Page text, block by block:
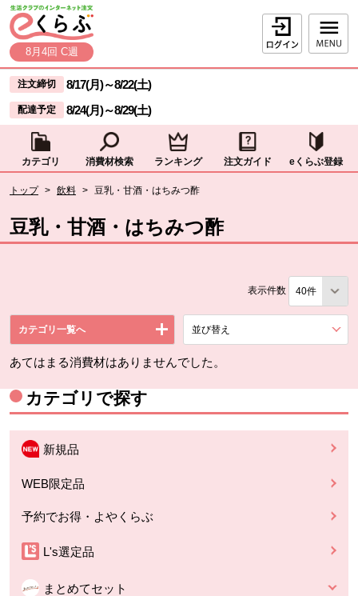
ページの先頭です。
本文へジャンプする。
8月4回 C週
ログイン
ここからサイト内共通メニューです。
サイト内共通メニューをスキップする
注文締切 8/17(月)～8/22(土)
配達予定 8/24(月)～8/29(土)
カテゴリ 消費材検索 ランキング 注文ガイド eくらぶ登録
トップ > 飲料 > 豆乳・甘酒・はちみつ酢
豆乳・甘酒・はちみつ酢
表示件数
カテゴリ一覧へ 並び替え
あてはまる消費材はありませんでした。
カテゴリで探す
新規品
WEB限定品
予約でお得・よやくらぶ
L's選定品
まとめてセット